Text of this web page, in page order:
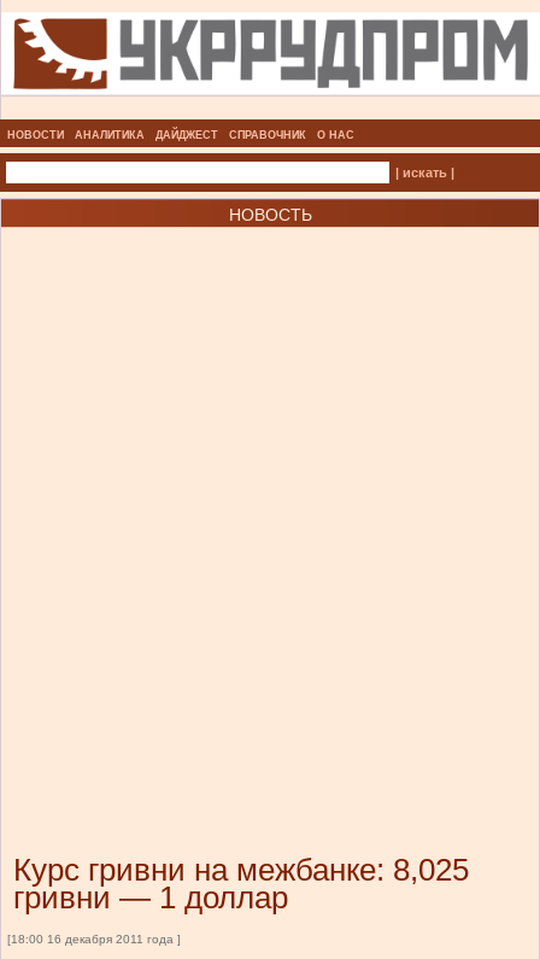
НОВОСТИ АНАЛИТИКА ДАЙДЖЕСТ СПРАВОЧНИК О НАС
| искать |
НОВОСТЬ
Курс гривни на межбанке: 8,025
гривни — 1 доллар
[18:00 16 декабря 2011 года ]